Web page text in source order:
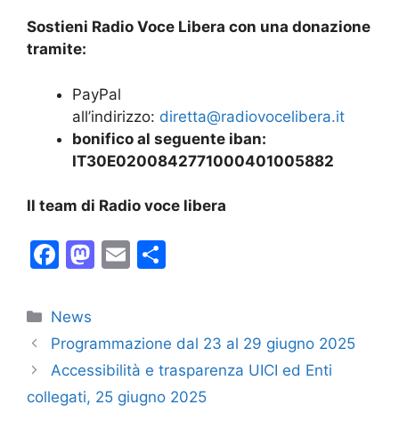
Sostieni Radio Voce Libera con una donazione
tramite:
PayPal
all’indirizzo: diretta@radiovocelibera.it
bonifico al seguente iban:
IT30E0200842771000401005882
Il team di Radio voce libera
F
c
e
b
o
M
o
d
o
E
l
di
vi
di
Categorie
News
Programmazione dal 23 al 29 giugno 2025
Accessibilità e trasparenza UICI ed Enti
collegati, 25 giugno 2025